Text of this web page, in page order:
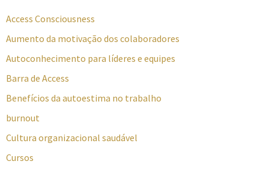
Access Consciousness
Aumento da motivação dos colaboradores
Autoconhecimento para líderes e equipes
Barra de Access
Benefícios da autoestima no trabalho
burnout
Cultura organizacional saudável
Cursos